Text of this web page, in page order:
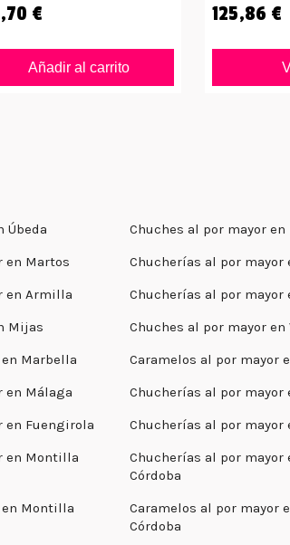
€
Añadir al carrito
125,86 €
Úbeda
Chuches al por mayor en
en Martos
Chucherías al por mayor
en Armilla
Chucherías al por mayor
Mijas
Chuches al por mayor en
Marbella
Caramelos al por mayor
en Málaga
Chucherías al por mayor
en Fuengirola
Chucherías al por mayor
en Montilla
Chucherías al por mayor
Córdoba
en Montilla
Caramelos al por mayor
Córdoba